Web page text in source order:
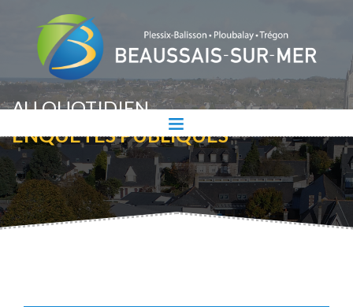
AU QUOTIDIEN
ENQUÊTES PUBLIQUES